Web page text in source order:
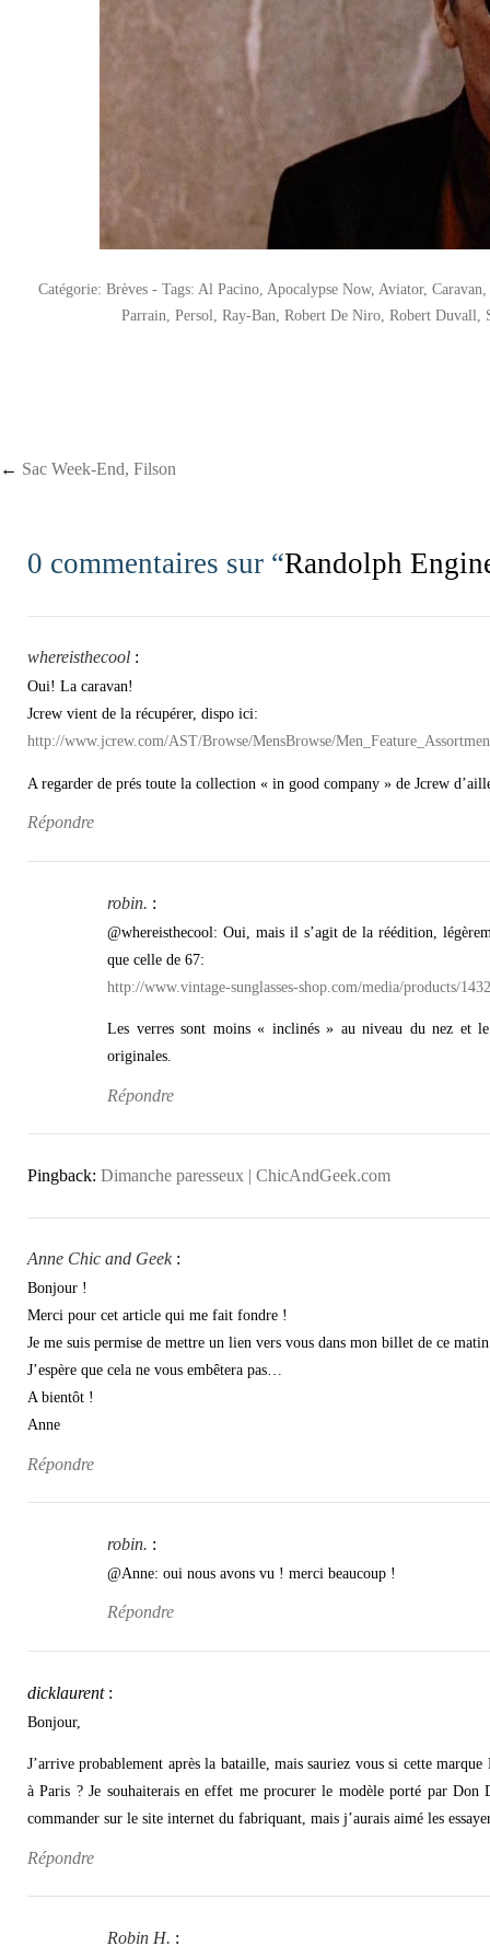
Catégorie: Brèves- Tags: Al Pacino, Apocalypse Now, Aviator, Caravan
Parrain Persol Ray-Ban Robert De Niro Robert Duvall
Post navigation
← Sac Week-End, Filson
0 commentaires sur “Randolph
whereisthecool :
Oui! La caravan!
Jcrew vient de la récupérer, dispo ici:
http://www.jcrew.com/AST/Browse/MensBrowse/
A regarder de prés toute la collection « in good company » de Jcrew
Répondre
robin. :
@whereisthecool: Oui, mais il s’agit de la réédition,
que celle de 67:
http://www.vintage-sunglasses-shop.com/media/products/
Les verres sont moins « inclinés » au niveau du nez et
originales.
Répondre
Pingback: Dimanche paresseux | ChicAndGeek.com
Anne Chic and Geek :
Bonjour !
Merci pour cet article qui me fait fondre !
Je me suis permise de mettre un lien vers vous dans mon billet de ce
J’espère que cela ne vous embêtera pas…
A bientôt !
Anne
Répondre
robin. :
@Anne: oui nous avons vu ! merci beaucoup !
Répondre
dicklaurent :
Bonjour,
J’arrive probablement après la bataille, mais sauriez vous si cette
à Paris ? Je souhaiterais en effet me procurer le modèle porté par Don
commander sur le site internet du fabriquant, mais j’aurais aimé les
Répondre
Robin H. :